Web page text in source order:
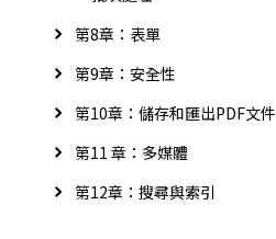
第8章：表單
第9章：安全性
第10章：儲存和匯出PDF文件
第11 章：多媒體
第12章：搜尋與索引